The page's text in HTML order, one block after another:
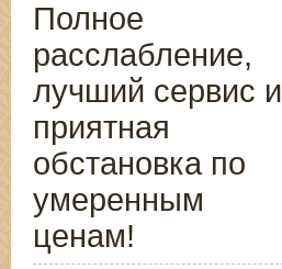
Полное
расслабление,
лучший сервис и
приятная
обстановка по
умеренным
ценам!